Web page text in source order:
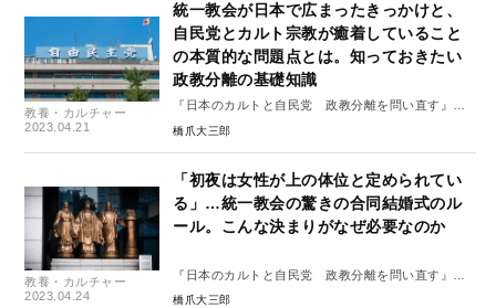
教養・カルチャー
2023.04.21
統一教会が日本で広まったきっかけと、
自民党とカルト宗教が癒着していること
の本質的な問題点とは。知っておきたい
政教分離の基礎知識
『日本のカルトと自民党 政教分離を問い直す』よ
り
橋爪大三郎
教養・カルチャー
2023.04.24
「初夜は女性が上の体位と定められてい
る」…統一教会の驚きの合同結婚式のル
ール。こんな決まりがなぜ必要なのか
『日本のカルトと自民党 政教分離を問い直す』よ
り
橋爪大三郎